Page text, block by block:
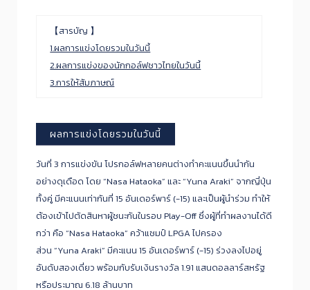
【สารบัญ 】
1.ผลการแข่งโดยรวมในวันนี้
2.ผลการแข่งของนักกอล์ฟชาวไทยในวันนี้
3.การให้สัมภาษณ์
ผลการแข่งโดยรวมในวันนี้
วันที่ 3 การแข่งขัน โปรกอล์ฟหลายคนต่างทำคะแนนขึ้นนำกัน
อย่างดุเดือด โดย “Nasa Hataoka” และ “Yuna Araki” จากญี่ปุ่น
ทั้งคู่ มีคะแนนเท่ากันที่ 15 อันเดอร์พาร์ (-15) และเป็นผู้นำร่วม ทำให้
ต้องเข้าไปตัดสินหาผู้ชนะกันในรอบ Play-Off ซึ่งผู้ที่ทำผลงานได้ดี
กว่า คือ “Nasa Hataoka” คว้าแชมป์ LPGA ไปครอง
ส่วน “Yuna Araki” มีคะแนน 15 อันเดอร์พาร์ (-15) ร่วงลงไปอยู่
อันดับสองเดี่ยว พร้อมกับรับเงินรางวัล 1.91 แสนดอลลาร์สหรัฐ
หรือประมาณ 6.18 ล้านบาท